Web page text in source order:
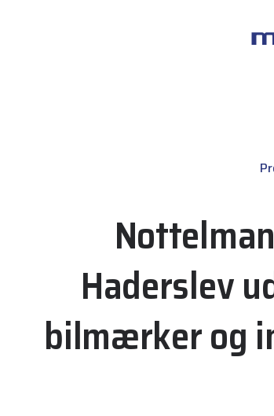
Haderslev
bilmærker og